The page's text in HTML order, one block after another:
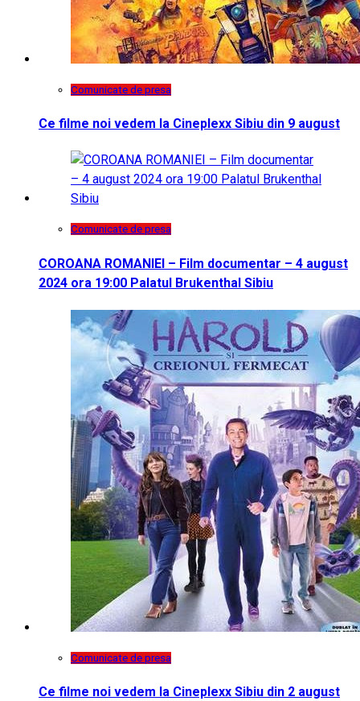
Comunicate de presa
Ce filme noi vedem la Cineplexx Sibiu din 9 august
Comunicate de presa
COROANA ROMANIEI – Film documentar – 4 august
2024 ora 19:00 Palatul Brukenthal Sibiu
Comunicate de presa
Ce filme noi vedem la Cineplexx Sibiu din 2 august